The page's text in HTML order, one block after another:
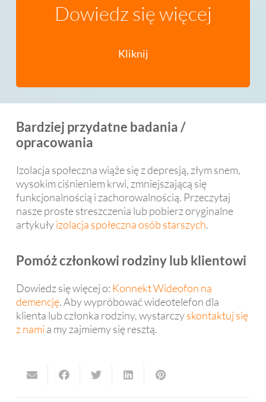
Dowiedz się więcej
Kliknij
Bardziej przydatne badania /
opracowania
Izolacja społeczna wiąże się z depresją, złym snem,
wysokim ciśnieniem krwi, zmniejszającą się
funkcjonalnością i zachorowalnością. Przeczytaj
nasze proste streszczenia lub pobierz oryginalne
artykułyizolacja społeczna osób starszych.
Pomóż członkowi rodziny lub klientowi
Dowiedz się więcej o: Konnekt Wideofon na
demencję. Aby wypróbować wideotelefon dla
klienta lub członka rodziny, wystarczyskontaktuj się
z nami a my zajmiemy się resztą.